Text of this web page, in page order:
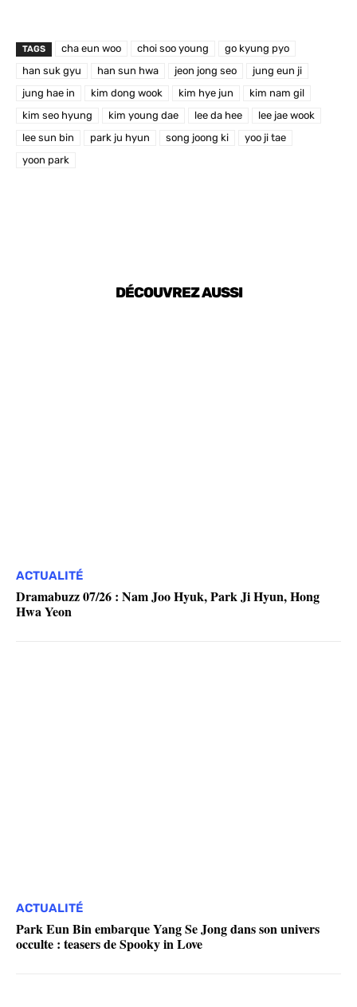
TAGS cha eun woo choi soo young
go kyung pyo
han suk gyu
han sun hwa jeon jong seo
jung eun ji
jung hae in
kim dong wook kim hye jun
kim nam gil
kim seo hyung
kim young dae lee da hee
lee jae wook
lee sun bin
park ju hyun song joong ki
yoo ji tae
yoon park
DÉCOUVREZ AUSSI
ACTUALITÉ
Dramabuzz 07/26 : Nam Joo Hyuk, Park Ji Hyun, Hong
Hwa Yeon
ACTUALITÉ
Park Eun Bin embarque Yang Se Jong dans son univers
occulte : teasers de Spooky in Love